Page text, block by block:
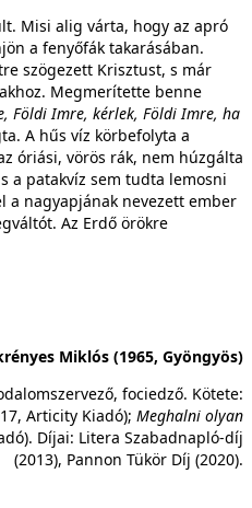
Misi alig várta, hogy az apró
a fenyőfák takarásában.
szögezett Krisztust, s már
Megmerítette benne
Földi Imre, kérlek, Földi Imre, ha
A hűs víz körbefolyta a
óriási, vörös rák, nem húzgálta
a patakvíz sem tudta lemosni
a nagyapjának nevezett ember
Az Erdő örökre
Miklós (1965, Gyöngyös)
fociedző. Kötete:
Articity Kiadó); Meghalni olyan
Díjai: Litera Szabadnapló-díj
(2013), Pannon Tükör Díj (2020).